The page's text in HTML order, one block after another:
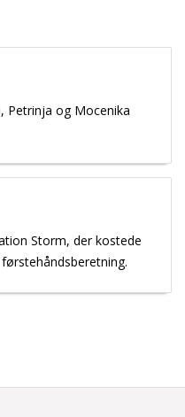
Petrinja og Mocenika
Storm, der kostede